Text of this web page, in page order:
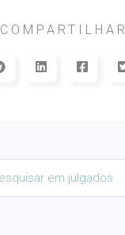
COMPARTILHAR